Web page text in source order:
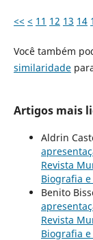
<< < 11 12 13 14
Você também
similaridade
Artigos mais
Aldrin
Revista
Biografia
Benito
Revista
Biografia